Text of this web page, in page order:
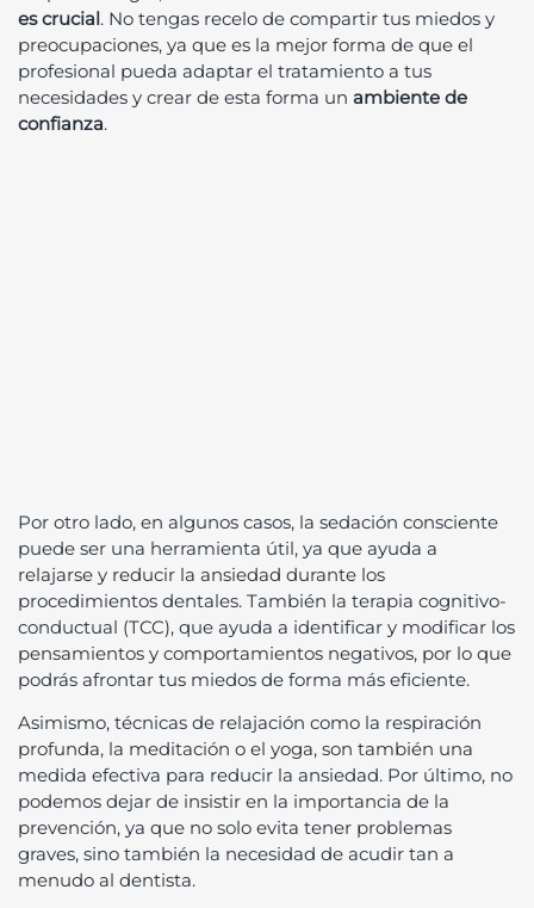
es crucial. No tengas recelo de compartir tus miedos y
preocupaciones, ya que es la mejor forma de que el
profesional pueda adaptar el tratamiento a tus
necesidades y crear de esta forma un ambiente de
confianza.
Por otro lado, en algunos casos, la sedación consciente
puede ser una herramienta útil, ya que ayuda a
relajarse y reducir la ansiedad durante los
procedimientos dentales. También la terapia cognitivo-
conductual (TCC), que ayuda a identificar y modificar los
pensamientos y comportamientos negativos, por lo que
podrás afrontar tus miedos de forma más eficiente.
Asimismo, técnicas de relajación como la respiración
profunda, la meditación o el yoga, son también una
medida efectiva para reducir la ansiedad. Por último, no
podemos dejar de insistir en la importancia de la
prevención, ya que no solo evita tener problemas
graves, sino también la necesidad de acudir tan a
menudo al dentista.